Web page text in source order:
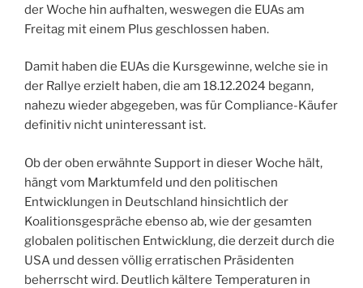
der Woche hin aufhalten, weswegen die EUAs am
Freitag mit einem Plus geschlossen haben.
Damit haben die EUAs die Kursgewinne, welche sie in
der Rallye erzielt haben, die am 18.12.2024 begann,
nahezu wieder abgegeben, was für Compliance-Käufer
definitiv nicht uninteressant ist.
Ob der oben erwähnte Support in dieser Woche hält,
hängt vom Marktumfeld und den politischen
Entwicklungen in Deutschland hinsichtlich der
Koalitionsgespräche ebenso ab, wie der gesamten
globalen politischen Entwicklung, die derzeit durch die
USA und dessen völlig erratischen Präsidenten
beherrscht wird. Deutlich kältere Temperaturen in